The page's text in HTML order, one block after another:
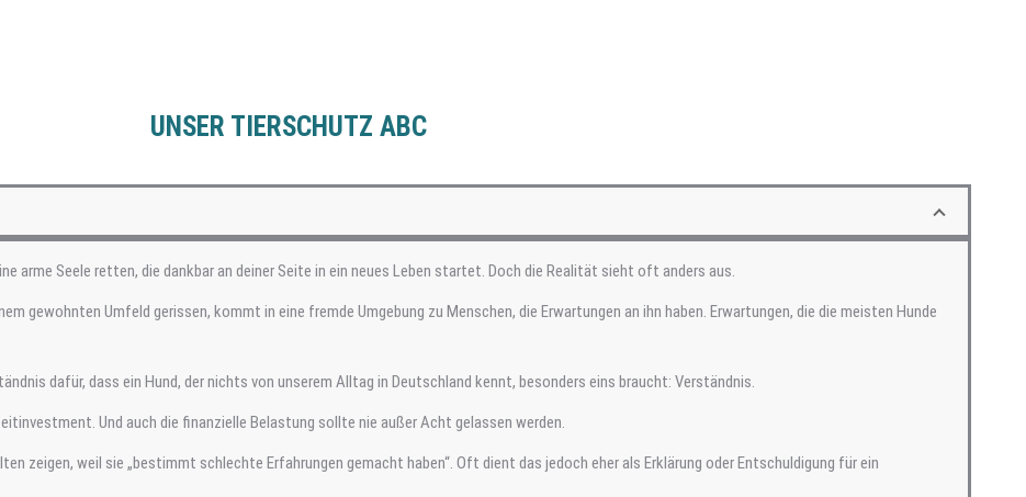
UNSER TIERSCHUTZ ABC
arme Seele retten, die dankbar an deiner Seite in ein neues Leben startet. Doch die Realität sieht oft anders aus.
gewohnten Umfeld gerissen, kommt in eine fremde Umgebung zu Menschen, die Erwartungen an ihn haben. Erwartungen, die die meisten Hunde
dafür, dass ein Hund, der nichts von unserem Alltag in Deutschland kennt, besonders eins braucht: Verständnis.
Und auch die finanzielle Belastung sollte nie außer Acht gelassen werden.
zeigen, weil sie „bestimmt schlechte Erfahrungen gemacht haben“. Oft dient das jedoch eher als Erklärung oder Entschuldigung für ein